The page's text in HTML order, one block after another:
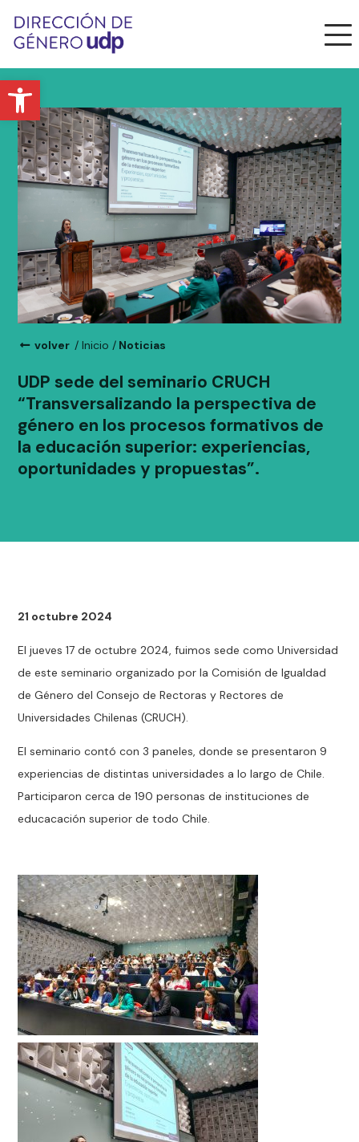
Abrir barra de herramientas
volver / Inicio / Noticias
UDP sede del seminario CRUCH
“Transversalizando la perspectiva de
género en los procesos formativos de
la educación superior: experiencias,
oportunidades y propuestas”.
21 octubre 2024
El jueves 17 de octubre 2024, fuimos sede como Universidad
de este seminario organizado por la Comisión de Igualdad
de Género del Consejo de Rectoras y Rectores de
Universidades Chilenas (CRUCH).
El seminario contó con 3 paneles, donde se presentaron 9
experiencias de distintas universidades a lo largo de Chile.
Participaron cerca de 190 personas de instituciones de
educacación superior de todo Chile.